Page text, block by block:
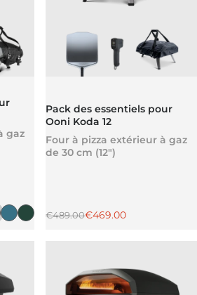
gaz
fonte
Bleu ardoise
Vert sapin
Pack des essentiels pour
Ooni Koda 12
Four à pizza extérieur à gaz
de 30 cm (12")
Prix régulier
€489.00Prix promotionnel
€469.00